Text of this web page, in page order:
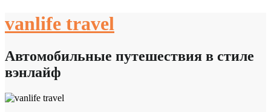
to
vanlife travel
Автомобильные путешествия в стиле
вэнлайф